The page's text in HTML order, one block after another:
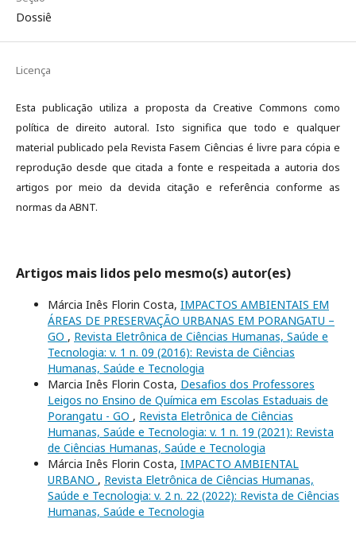
Dossiê
Licença
Esta publicação utiliza a proposta da Creative Commons como
política de direito autoral. Isto significa que todo e qualquer
material publicado pela Revista Fasem Ciências é livre para cópia e
reprodução desde que citada a fonte e respeitada a autoria dos
artigos por meio da devida citação e referência conforme as
normas da ABNT.
Artigos mais lidos pelo mesmo(s) autor(es)
Márcia Inês Florin Costa, IMPACTOS AMBIENTAIS EM
ÁREAS DE PRESERVAÇÃO URBANAS EM PORANGATU –
GO , Revista Eletrônica de Ciências Humanas, Saúde e
Tecnologia: v. 1 n. 09 (2016): Revista de Ciências
Humanas, Saúde e Tecnologia
Marcia Inês Florin Costa, Desafios dos Professores
Leigos no Ensino de Química em Escolas Estaduais de
Porangatu - GO , Revista Eletrônica de Ciências
Humanas, Saúde e Tecnologia: v. 1 n. 19 (2021): Revista
de Ciências Humanas, Saúde e Tecnologia
Márcia Inês Florin Costa, IMPACTO AMBIENTAL
URBANO , Revista Eletrônica de Ciências Humanas,
Saúde e Tecnologia: v. 2 n. 22 (2022): Revista de Ciências
Humanas, Saúde e Tecnologia